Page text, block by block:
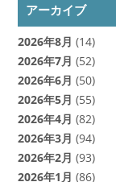
アーカイブ
2026年8月 (14)
2026年7月 (52)
2026年6月 (50)
2026年5月 (55)
2026年4月 (82)
2026年3月 (94)
2026年2月 (93)
2026年1月 (86)